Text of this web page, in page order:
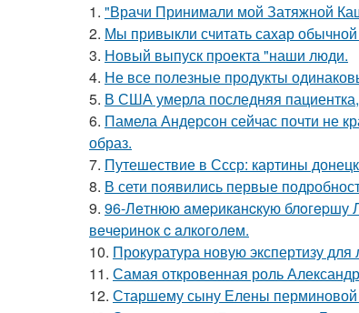
1. "Врачи Принимали мой Затяжной
2. Мы привыкли считать сахар
3. Новый выпуск проекта "наши люди.
4. Не все полезные продукты
5. В США умерла последняя
6. Памела Андерсон сейчас почти не
образ.
7. Путешествие в Ссср: картины
8. В сети появились первые
9. 96-Лeтнюю aмepикaнcкую блoгepшу
вeчepинoк c aлкoгoлeм.
10. Прокуратура новую экспертизу
11. Самая откровенная роль
12. Старшему сыну Елены перминовой